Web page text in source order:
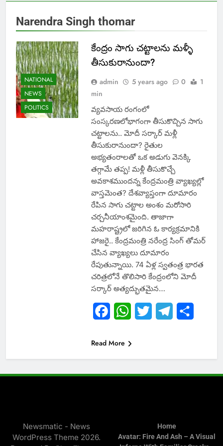
Narendra Singh thomar
NATIONAL
NEWS
POLITICS
కేంద్రం సాగు చట్టాలను మళ్ళీ
తీసుకురానుందా?
admin 5 years ago 0
1
min
వ్యవసాయ రంగంలో
సంస్కరణలోభాగంగా తీసుకొచ్చిన సాగు
చట్టాలను.. మోదీ సర్కార్‌ మళ్లీ
తీసుకురానుందా? రైతుల
అభ్యతంరాలతో ఒక అడుగు వెనక్కి
తగ్గామే తప్ప! మళ్లీ తీసుకొచ్చే
అవకాశముందన్న కేంద్రమంత్రి వ్యాఖ్యల్లో
వాస్తమెంత? దేశవ్యాప్తంగా దూమారం
రేపిన సాగు చట్టాల అంశం మరోసారి
చర్చనీయాంశమైంది. తాజాగా
మహరాష్ట్రలో జరిగిన ఓ కార్యక్రమానికి
హాజరై.. కేంద్రమంత్రి నరేంద్ర సింగ్‌ తోమర్
చేసిన వ్యాఖ్యలు దూమారం
రేపుతున్నాయి. 74 ఏళ్ల స్వతంత్ర భారత
చరిత్రలోనే తొలిసారి కేంద్రంలోని మోదీ
సర్కార్‌ అత్యద్భుతమైన…
FacebookWhatsApp
Twitter Telegram
Read More
Newsmatic - News
WordPress Theme 2026.
Home
Avatar: Fire And Ash – A Visual